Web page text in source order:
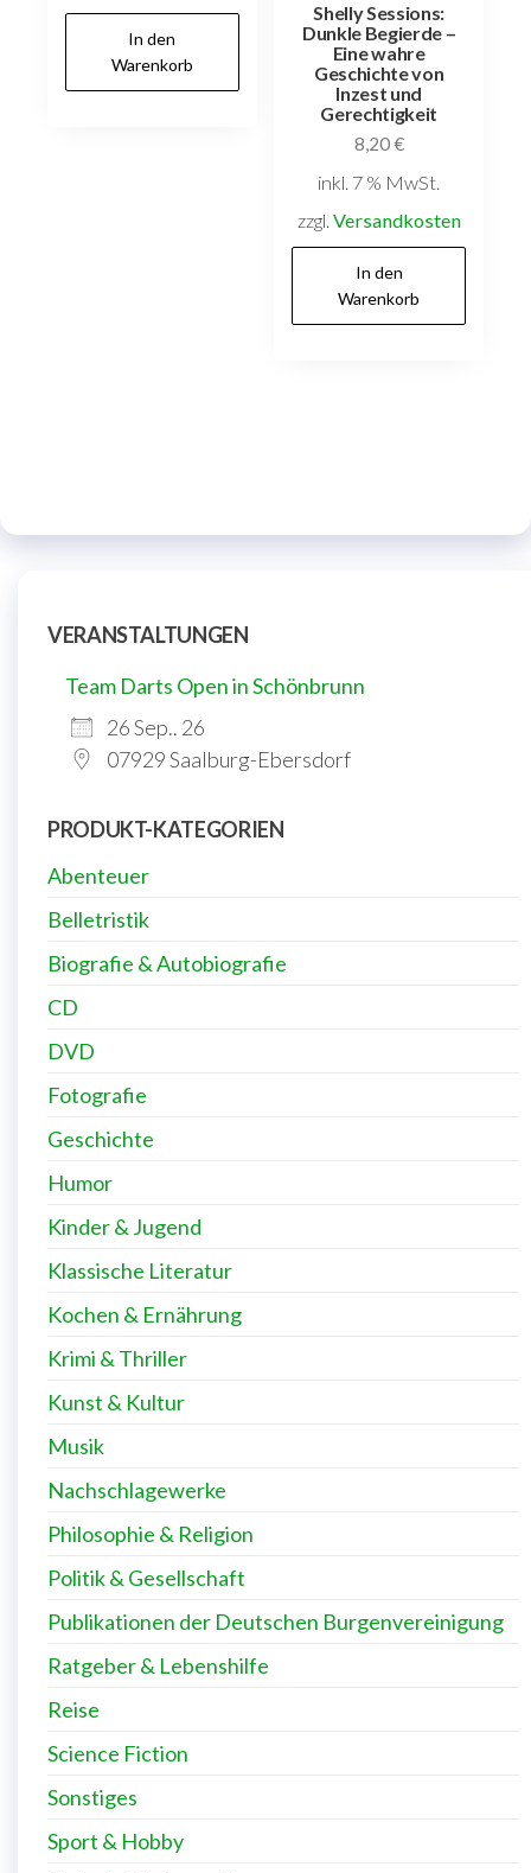
In den
Warenkorb
Shelly Sessions:
Dunkle Begierde –
Eine wahre
Geschichte von
Inzest und
Gerechtigkeit
8,20€
inkl. 7 % MwSt.
zzgl. Versandkosten
In den
Warenkorb
VERANSTALTUNGEN
Team Darts Open in Schönbrunn
26 Sep.. 26
07929 Saalburg-Ebersdorf
PRODUKT-KATEGORIEN
Abenteuer
Belletristik
Biografie & Autobiografie
CD
DVD
Fotografie
Geschichte
Humor
Kinder & Jugend
Klassische Literatur
Kochen & Ernährung
Krimi & Thriller
Kunst & Kultur
Musik
Nachschlagewerke
Philosophie & Religion
Politik & Gesellschaft
Publikationen der Deutschen Burgenvereinigung
Ratgeber & Lebenshilfe
Reise
Science Fiction
Sonstiges
Sport & Hobby